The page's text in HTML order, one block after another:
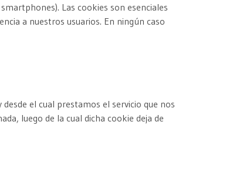
Las cookies son esenciales
a nuestros usuarios. En ningún caso
el cual prestamos el servicio que nos
luego de la cual dicha cookie deja de